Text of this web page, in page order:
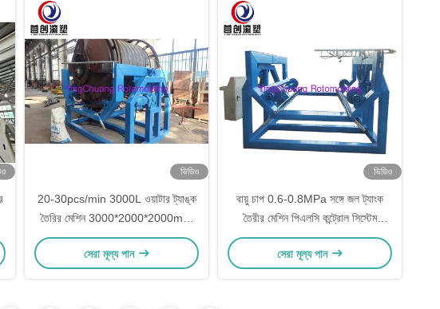
ভিডিও
20-30pcs/min 3000L ওয়াটার ট্যাঙ্ক
তৈরির মেশিন 3000*2000*2000mm
ভোল্টেজ 220V/380V উৎপাদন
সেরা মূল্য পান
ভিডিও
বায়ু চাপ 0.6-0.8MPa সঙ্গে জল ট্যাংক
তৈরীর মেশিন পিএলসি কন্ট্রোল সিস্টেম
220V/380V
সেরা মূল্য পান